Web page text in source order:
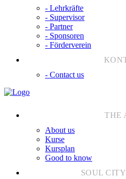
- Lehrkräfte
- Supervisor
- Partner
- Sponsoren
- Förderverein
- Contact us
About us
Kurse
Kursplan
Good to know